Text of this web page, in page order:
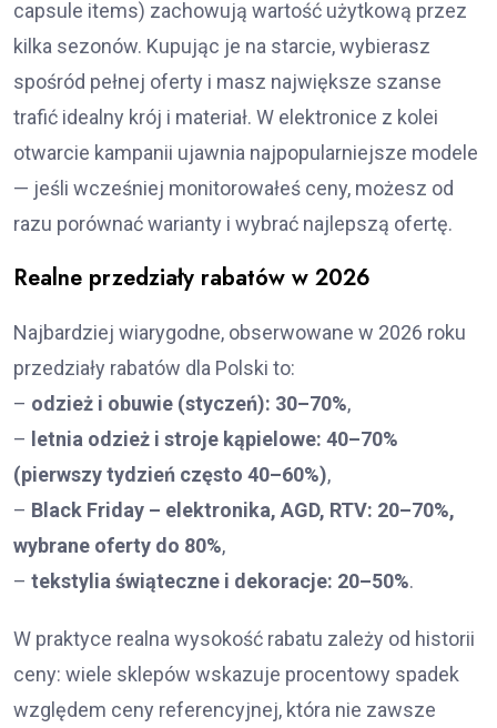
capsule items) zachowują wartość użytkową przez
kilka sezonów. Kupując je na starcie, wybierasz
spośród pełnej oferty i masz największe szanse
trafić idealny krój i materiał. W elektronice z kolei
otwarcie kampanii ujawnia najpopularniejsze modele
— jeśli wcześniej monitorowałeś ceny, możesz od
razu porównać warianty i wybrać najlepszą ofertę.
Realne przedziały rabatów w 2026
Najbardziej wiarygodne, obserwowane w 2026 roku
przedziały rabatów dla Polski to:
– odzież i obuwie (styczeń): 30–70%,
– letnia odzież i stroje kąpielowe: 40–70%
(pierwszy tydzień często 40–60%),
– Black Friday – elektronika, AGD, RTV: 20–70%,
wybrane oferty do 80%,
– tekstylia świąteczne i dekoracje: 20–50%.
W praktyce realna wysokość rabatu zależy od historii
ceny: wiele sklepów wskazuje procentowy spadek
względem ceny referencyjnej, która nie zawsze